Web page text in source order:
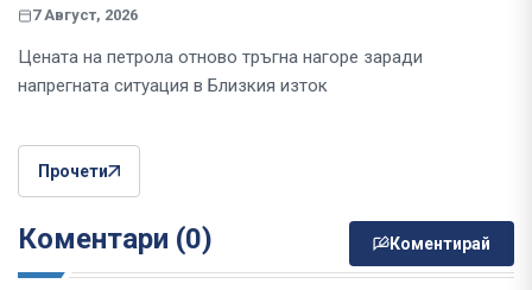
7 Август, 2026
Цената на петрола отново тръгна нагоре заради
напрегната ситуация в Близкия изток
Прочети
Коментари (0) Коментирай